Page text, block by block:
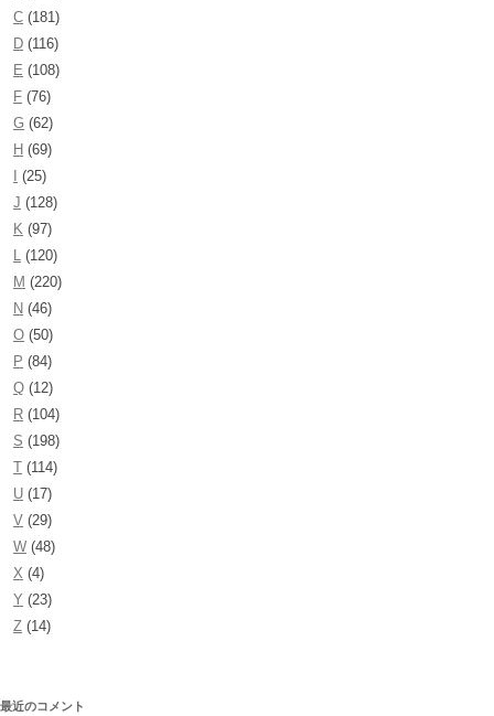
C (181)
D (116)
E (108)
F (76)
G (62)
H (69)
(25)
J (128)
K (97)
L (120)
M (220)
N (46)
O (50)
P (84)
Q (12)
R (104)
S (198)
T (114)
U (17)
V (29)
W (48)
X (4)
Y (23)
Z (14)
最近のコメント